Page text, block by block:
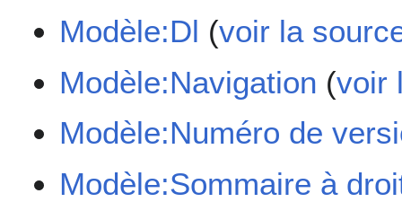
Modèle:Dl (voir la
Modèle:Navigation (voir
Modèle:Numéro de
Modèle:Sommaire à